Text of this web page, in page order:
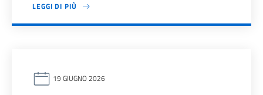
LEGGI DI PIÙ
19 GIUGNO 2026